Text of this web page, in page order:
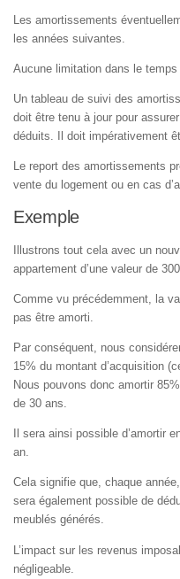
Les amortissements
les années suivantes.
Aucune limitation dans le temps
Un tableau de suivi des
doit être tenu à jour pour
déduits. Il doit impérativement
Le report des amortissements
vente du logement ou en cas
Exemple
Illustrons tout cela avec un
appartement d’une valeur de
Comme vu précédemment, la
pas être amorti.
Par conséquent, nous
15% du montant d’acquisition
Nous pouvons donc amortir
de 30 ans.
Il sera ainsi possible d’amortir
an.
Cela signifie que, chaque
sera également possible de
meublés générés.
L’impact sur les revenus
négligeable.